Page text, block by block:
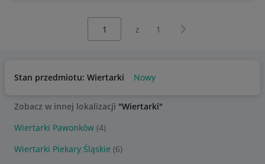
z 1 Następna strona
Stan przedmiotu: Wiertarki Nowy
Zobacz w innej lokalizacji "Wiertarki"
Wiertarki Pawonków (4)
Wiertarki Piekary Śląskie (6)